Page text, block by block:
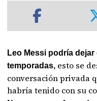
Leo Messi podría
temporadas, esto se
conversación privada
habría tenido con su